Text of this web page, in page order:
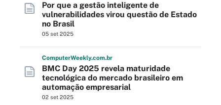
Por que a gestão inteligente de
vulnerabilidades virou questão de Estado
no Brasil
05 set 2025
ComputerWeekly.com.br
BMC Day 2025 revela maturidade
tecnológica do mercado brasileiro em
automação empresarial
02 set 2025